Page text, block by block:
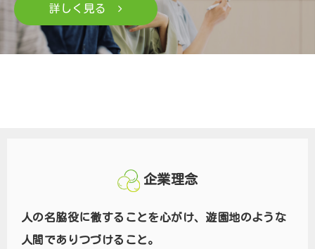
詳しく見る
企業理念
人の名脇役に徹することを心がけ、遊園地のような
人間でありつづけること。